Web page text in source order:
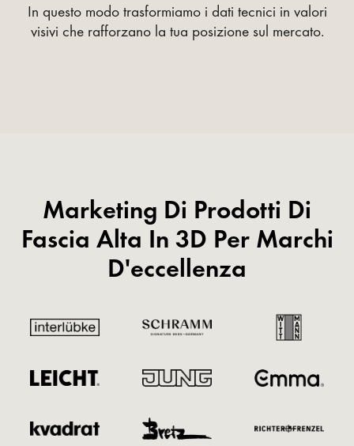
In questo modo trasformiamo i dati tecnici in valori
visivi che rafforzano la tua posizione sul mercato.
Marketing Di Prodotti Di
Fascia Alta In 3D Per Marchi
D'eccellenza